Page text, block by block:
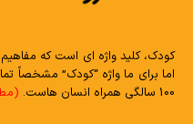
کودک، کلید واژه ای است که
اما برای ما واژه “کودک” مشخصاً
100 سالگی همراه انسان هاست.